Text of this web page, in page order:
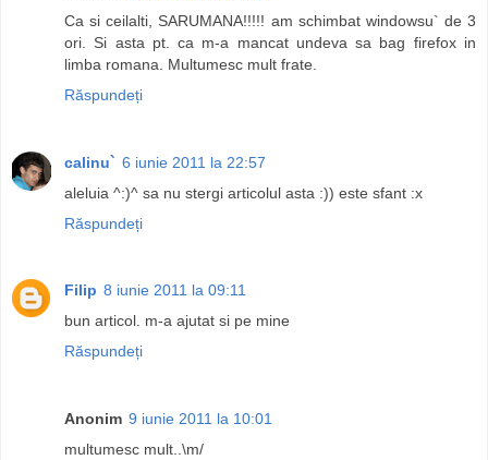
Ca si ceilalti, SARUMANA!!!!! am schimbat windowsu` de 3
ori. Si asta pt. ca m-a mancat undeva sa bag firefox in
limba romana. Multumesc mult frate.
Răspundeți
calinu` 6 iunie 2011 la 22:57
aleluia ^:)^ sa nu stergi articolul asta :)) este sfant :x
Răspundeți
Filip 8 iunie 2011 la 09:11
bun articol. m-a ajutat si pe mine
Răspundeți
Anonim 9 iunie 2011 la 10:01
multumesc mult..\m/